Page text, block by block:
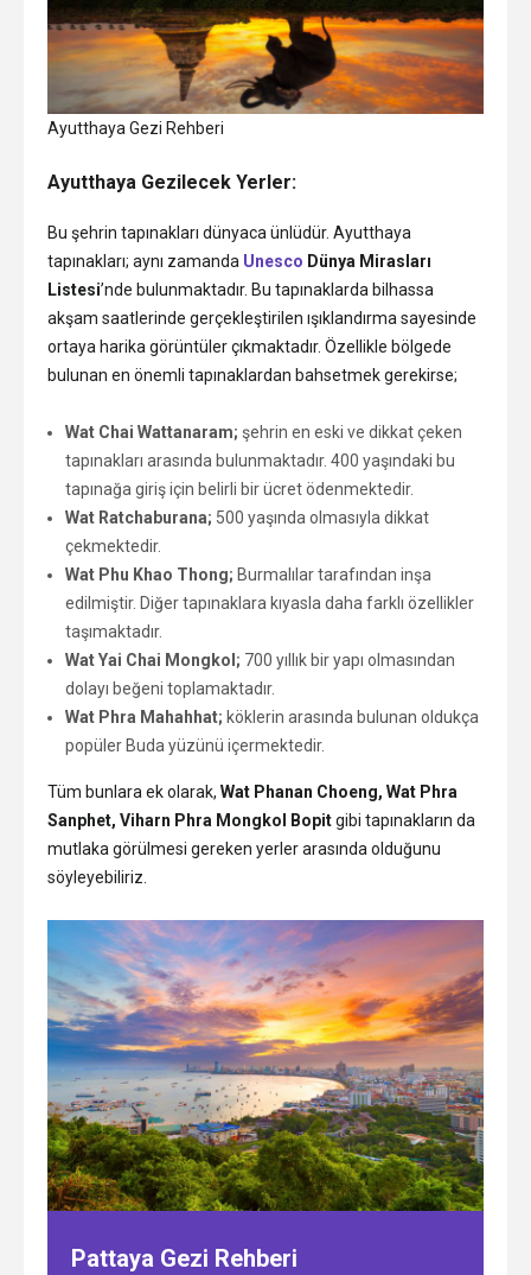
Ayutthaya Gezi Rehberi
Ayutthaya Gezilecek Yerler:
Bu şehrin tapınakları dünyaca ünlüdür. Ayutthaya
tapınakları; aynı zamanda Unesco Dünya Mirasları
Listesi’nde bulunmaktadır. Bu tapınaklarda bilhassa
akşam saatlerinde gerçekleştirilen ışıklandırma sayesinde
ortaya harika görüntüler çıkmaktadır. Özellikle bölgede
bulunan en önemli tapınaklardan bahsetmek gerekirse;
Wat Chai Wattanaram; şehrin en eski ve dikkat çeken
tapınakları arasında bulunmaktadır. 400 yaşındaki bu
tapınağa giriş için belirli bir ücret ödenmektedir.
Wat Ratchaburana; 500 yaşında olmasıyla dikkat
çekmektedir.
Wat Phu Khao Thong; Burmalılar tarafından inşa
edilmiştir. Diğer tapınaklara kıyasla daha farklı özellikler
taşımaktadır.
Wat Yai Chai Mongkol; 700 yıllık bir yapı olmasından
dolayı beğeni toplamaktadır.
Wat Phra Mahahhat; köklerin arasında bulunan oldukça
popüler Buda yüzünü içermektedir.
Tüm bunlara ek olarak, Wat Phanan Choeng, Wat Phra
Sanphet, Viharn Phra Mongkol Bopitgibi tapınakların da
mutlaka görülmesi gereken yerler arasında olduğunu
söyleyebiliriz.
Pattaya Gezi Rehberi